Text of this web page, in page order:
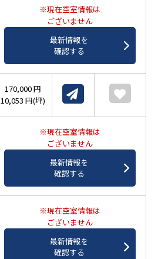
※現在空室情報は
ございません
最新情報を
確認する
170,000 円
10,053 円(坪)
※現在空室情報は
ございません
最新情報を
確認する
※現在空室情報は
ございません
最新情報を
確認する